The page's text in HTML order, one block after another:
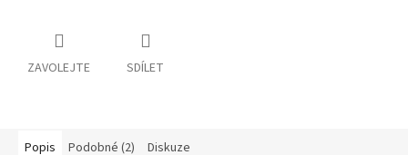
ZAVOLEJTE SDÍLET
Popis Podobné (2) Diskuze